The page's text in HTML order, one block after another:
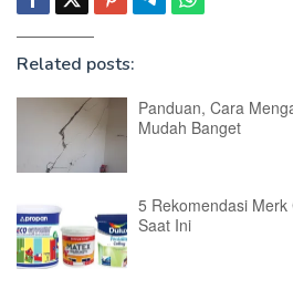
Related posts:
Panduan, Cara
Mudah Banget
5 Rekomendasi
Saat Ini